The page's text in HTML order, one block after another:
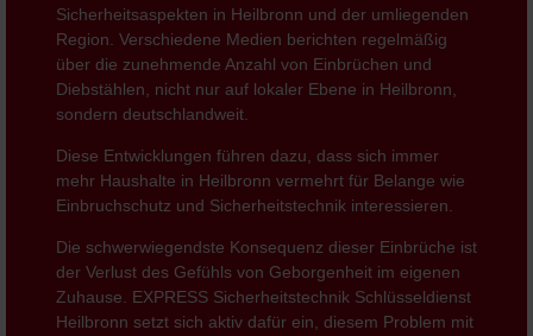
Sicherheitsaspekten in Heilbronn und der umliegenden
Region. Verschiedene Medien berichten regelmäßig
über die zunehmende Anzahl von Einbrüchen und
Diebstählen, nicht nur auf lokaler Ebene in Heilbronn,
sondern deutschlandweit.
Diese Entwicklungen führen dazu, dass sich immer
mehr Haushalte in Heilbronn vermehrt für Belange wie
Einbruchschutz und Sicherheitstechnik interessieren.
Die schwerwiegendste Konsequenz dieser Einbrüche ist
der Verlust des Gefühls von Geborgenheit im eigenen
Zuhause. EXPRESS Sicherheitstechnik Schlüsseldienst
Heilbronn setzt sich aktiv dafür ein, diesem Problem mit